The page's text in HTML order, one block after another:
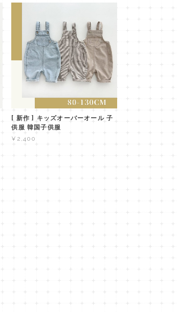
[ 新作 ] キッズオーバーオール 子
供服 韓国子供服
¥2,400